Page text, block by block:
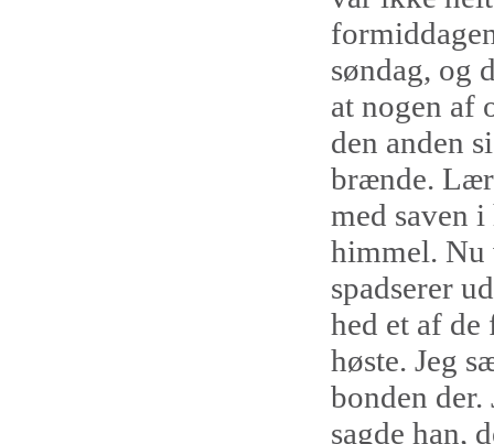
søndag, og
at nogen af
den anden
brænde.
med saven
himmel. Nu
spadserer
hed et af
høste. Jeg
bonden
sagde han,